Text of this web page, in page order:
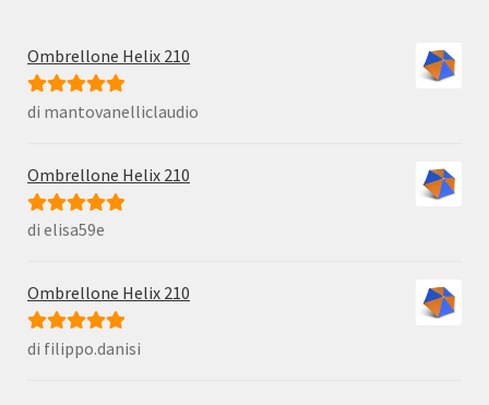
Ombrellone Helix 210
Valutato5su
di mantovanelliclaudio
Ombrellone Helix 210
Valutato5su
di elisa59e
Ombrellone Helix 210
Valutato5 su
di filippo.danisi